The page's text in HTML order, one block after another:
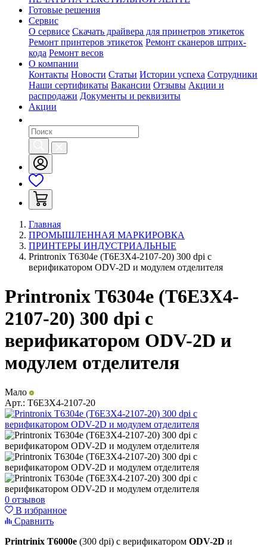
Готовые решения
Сервис
О сервисе Скачать драйвера для принетров этикеток
Ремонт принтеров этикеток Ремонт сканеров штрих-
кода Ремонт весов
О компании
Контакты Новости Статьи Истории успеха Сотрудники
Наши сертификаты Вакансии Отзывы Акции и
распродажи Документы и реквизиты
Акции
Главная
ПРОМЫШЛЕННАЯ МАРКИРОВКА
ПРИНТЕРЫ ИНДУСТРИАЛЬНЫЕ
Printronix T6304e (T6E3X4-2107-20) 300 dpi с
верификатором ODV-2D и модулем отделителя
Printronix T6304e (T6E3X4-
2107-20) 300 dpi с
верификатором ODV-2D и
модулем отделителя
Мало
Арт.: T6E3X4-2107-20
0 отзывов
В избранное
Сравнить
Printrinix T6000e (300 dpi) с верификатором ODV-2D и